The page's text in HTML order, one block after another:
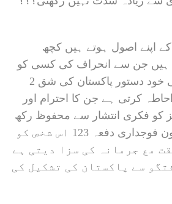
اپنے اصول ہوتے ہیں کچھ
ہیں جن سے انحراف کی کسی کو
اجازات نہیں دی جاتی خود دستور پاکستان کی شق 2
کرتی ہے جن کا احترام اور
کو فکری انتشار سے محفوظ رکھ
سکتا ہے اسطرح قانون فوجداری دفعہ 123 اس شخص کو
مع جرمانہ کی سزا دیتی ہے
سے پاکستان کی تشکیل کی